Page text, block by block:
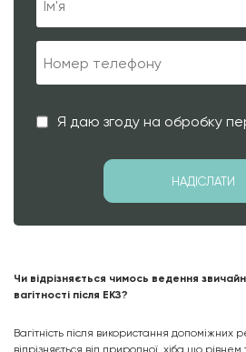
Я даю згоду на обробку
Чи відрізняється чимось ведення
вагітності після ЕКЗ?
Вагітність після використання допоміжних
відрізняється від природної, хіба що